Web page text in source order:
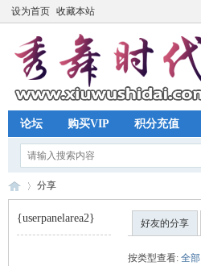
设为首页 收藏本站
论坛 购买VIP 积分充值
分享
{userpanelarea2} 好友的分享
按类型查看: 全部